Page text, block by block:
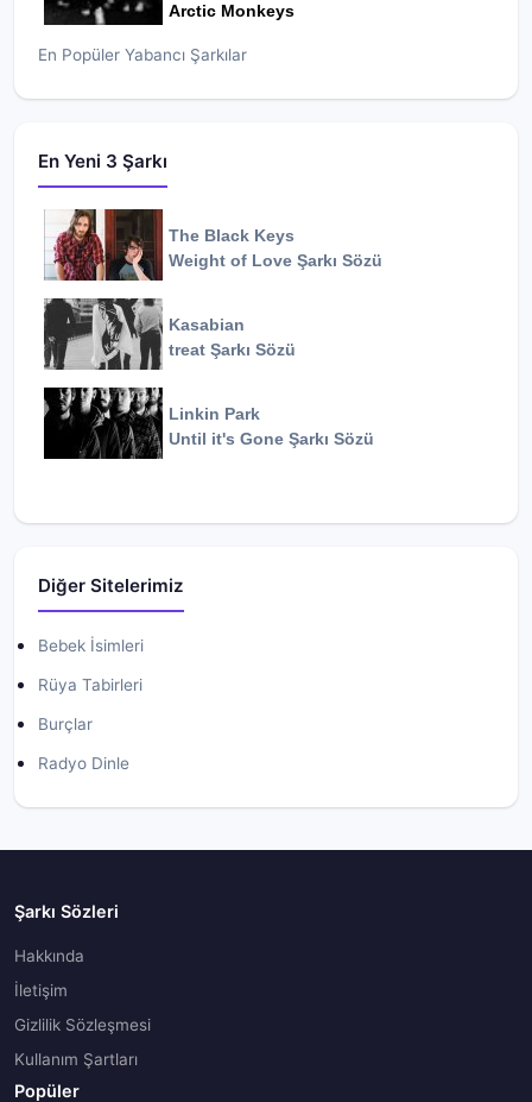
Arctic Monkeys
En Popüler Yabancı Şarkılar
En Yeni 3 Şarkı
The Black Keys
Weight of Love Şarkı Sözü
Kasabian
treat Şarkı Sözü
Linkin Park
Until it's Gone Şarkı Sözü
Diğer Sitelerimiz
Bebek İsimleri
Rüya Tabirleri
Burçlar
Radyo Dinle
Şarkı Sözleri
Hakkında
İletişim
Gizlilik Sözleşmesi
Kullanım Şartları
Popüler